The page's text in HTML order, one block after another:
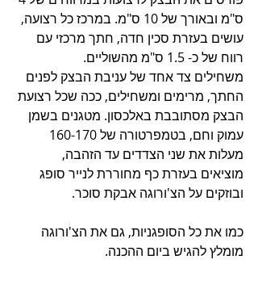
ס"מ ובאורך של 10 ס"מ. במרכז כל רצועה,
עושים בעזרת סכין חדה, חתך מרכזי עם
רווח של כ- 1.5 ס"מ מהשוליים.
משחילים צד אחד של עניבת הבצק לפנים
החתך, מרימים ומשחילים, ככה שכל רצועת
הבצק מסתובבת באלכסון. מטגנים בשמן
מעלות את שני הצדדים עד הזהבה,
מוציאים בעזרת כף מחוררת לנייר סופג
ובוזקים על הצ'ורוגה אבקת סוכר.
כמו את כל הסופגניות, גם את הצ'ורוגה
מומלץ להגיש ביום ההכנה.